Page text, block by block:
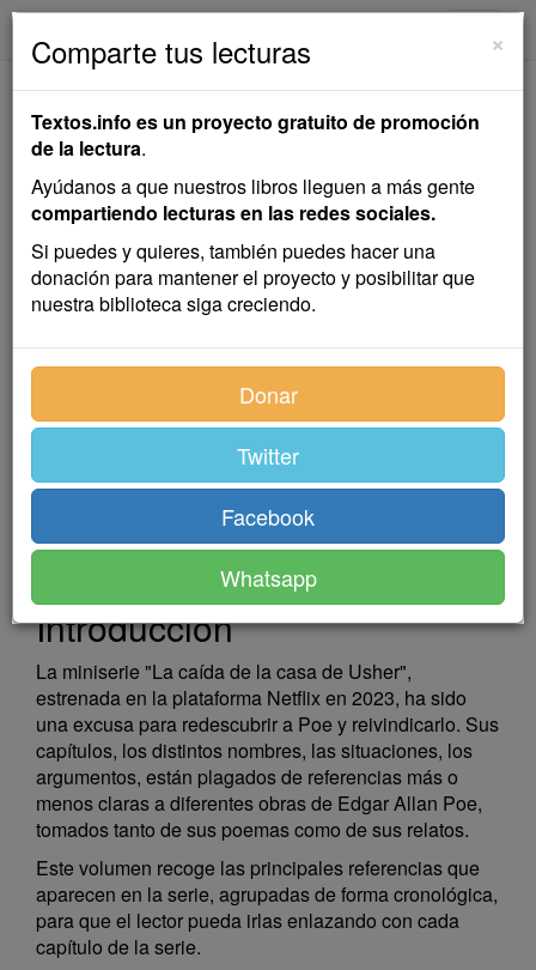
La Caída de la Casa
de Usher y Otros
Relatos
Antología de referencias de la miniserie televisiva
Edgar Allan Poe
colección
Introducción
La miniserie "La caída de la casa de Usher",
estrenada en la plataforma Netflix en 2023, ha sido
una excusa para redescubrir a Poe y reivindicarlo. Sus
capítulos, los distintos nombres, las situaciones, los
argumentos, están plagados de referencias más o
menos claras a diferentes obras de Edgar Allan Poe,
tomados tanto de sus poemas como de sus relatos.
Este volumen recoge las principales referencias que
aparecen en la serie, agrupadas de forma cronológica,
para que el lector pueda irlas enlazando con cada
capítulo de la serie.
×
Comparte tus lecturas
Textos.info es un proyecto gratuito de promoción
de la lectura.
Ayúdanos a que nuestros libros lleguen a más gente
compartiendo lecturas en las redes sociales.
Si puedes y quieres, también puedes hacer una
donación para mantener el proyecto y posibilitar que
nuestra biblioteca siga creciendo.
Donar
Twitter
Facebook
Whatsapp